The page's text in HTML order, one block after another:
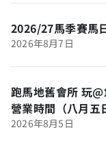
2026/27馬季賽馬
2026年8月7日
跑馬地舊會所 玩
營業時間（八月五
2026年8月5日